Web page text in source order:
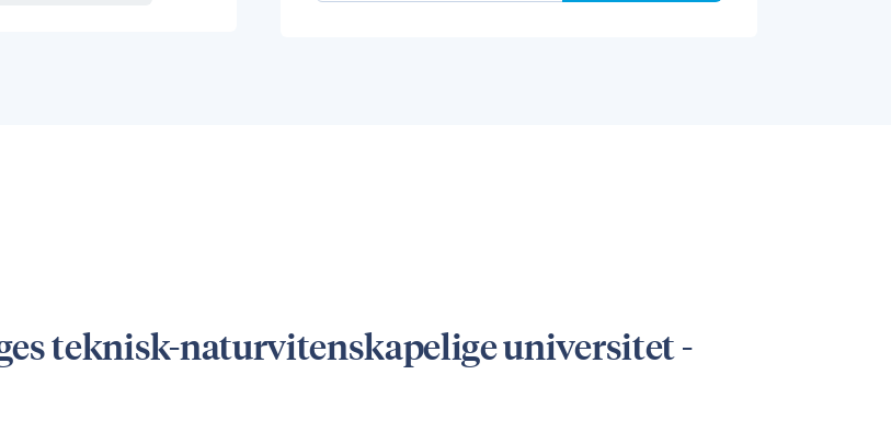
teknisk-naturvitenskapelige universitet -